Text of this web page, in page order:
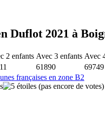
Duflot 2021 à
2 enfants Avec 3 enfants Avec
61890 69749
françaises en zone B2
(pas encore de votes)